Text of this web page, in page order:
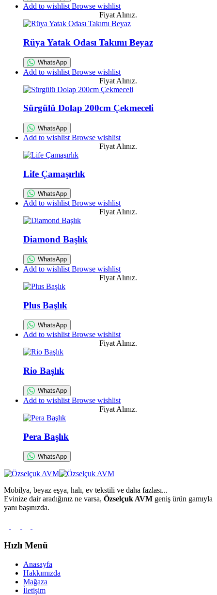
Add to wishlist Browse wishlist
Fiyat Alınız.
Rüya Yatak Odası Takımı Beyaz
WhatsApp
Add to wishlist Browse wishlist
Fiyat Alınız.
Sürgülü Dolap 200cm Çekmeceli
WhatsApp
Add to wishlist Browse wishlist
Fiyat Alınız.
Life Çamaşırlık
WhatsApp
Add to wishlist Browse wishlist
Fiyat Alınız.
Diamond Başlık
WhatsApp
Add to wishlist Browse wishlist
Fiyat Alınız.
Plus Başlık
WhatsApp
Add to wishlist Browse wishlist
Fiyat Alınız.
Rio Başlık
WhatsApp
Add to wishlist Browse wishlist
Fiyat Alınız.
Pera Başlık
WhatsApp
Mobilya, beyaz eşya, halı, ev tekstili ve daha fazlası...
Evinize dair aradığınız ne varsa, Özselçuk AVM geniş ürün gamıyla
yanı başınızda.
Hızlı Menü
Anasayfa
Hakkımızda
Mağaza
İletişim